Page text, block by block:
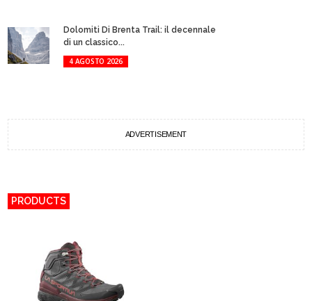
Dolomiti Di Brenta Trail: il decennale
di un classico...
4 AGOSTO 2026
ADVERTISEMENT
PRODUCTS